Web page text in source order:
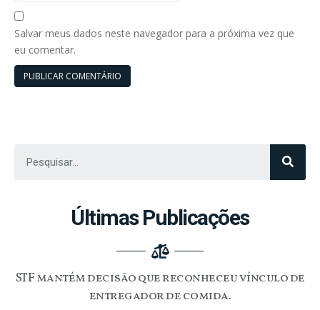
Salvar meus dados neste navegador para a próxima vez que
eu comentar.
Últimas Publicações
STF mantém decisão que reconheceu vínculo de
entregador de comida.